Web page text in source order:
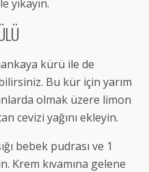
yıkayın.
kürü ile de
Bu kür için yarım
olmak üzere limon
cevizi yağını ekleyin.
bebek pudrası ve 1
Krem kıvamına gelene